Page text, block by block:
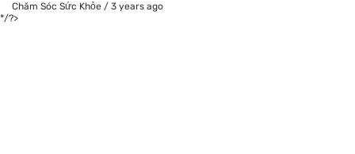
Chăm Sóc Sức Khỏe / 3 years ago
*/?>